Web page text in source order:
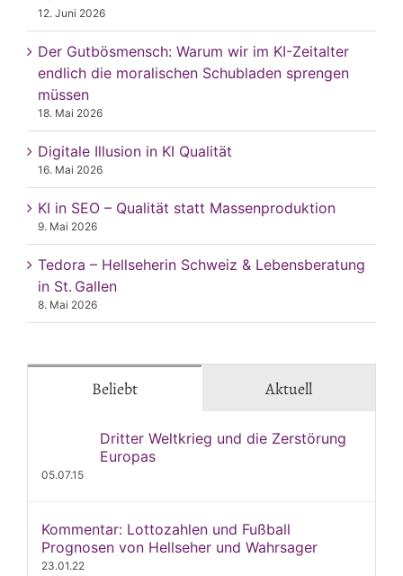
12. Juni 2026
Der Gutbösmensch: Warum wir im KI-Zeitalter
endlich die moralischen Schubladen sprengen
müssen
18. Mai 2026
Digitale Illusion in KI Qualität
16. Mai 2026
KI in SEO – Qualität statt Massenproduktion
9. Mai 2026
Tedora – Hellseherin Schweiz & Lebensberatung
in St. Gallen
8. Mai 2026
Beliebt Aktuell
Dritter Weltkrieg und die Zerstörung
Europas
05.07.15
Kommentar: Lottozahlen und Fußball
Prognosen von Hellseher und Wahrsager
23.01.22